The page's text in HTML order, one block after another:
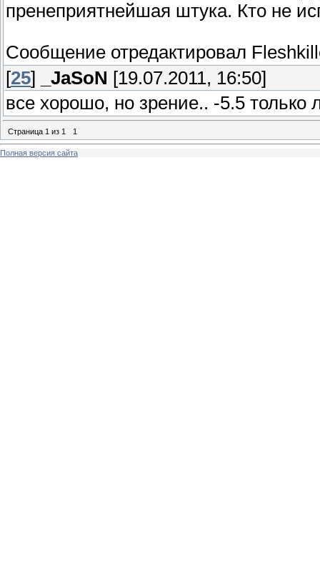
пренеприятнейшая штука. Кто не
Сообщение отредактировал
[25] _JaSoN [19.07.2011, 16:50]
все хорошо, но зрение.. -5.5 только
Страница 1 из 1 1
Полная версия сайта